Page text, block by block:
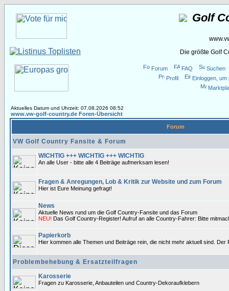
Golf
Die größte Golf
Forum FAQ
Suchen
Profil
Einloggen,
Aktuelles Datum und Uhrzeit: 07.08.2026 08:52
www.vw-golf-country.de Foren-Übersicht
Forum
VW Golf Country Fansite & Forum
WICHTIG +++ WICHTIG +++ WICHTIG
An alle User - bitte alle 4 Beiträge aufmerksam lesen!
Fragen & Anregungen, Lob & Kritik zur Website und zum Forum
Hier ist Eure Meinung gefragt!
News
Aktuelle News rund um die Golf Country-Fansite und das Forum
NEU! Das Golf Country-Register! Aufruf an alle Country-Fahrer: Bitte
Papierkorb
Hier kommen alle Themen und Beiträge rein, die nicht mehr aktuell sind.
Problembehebung & Ersatzteilfragen
Karosserie
Fragen zu Karosserie, Anbauteilen und Country-Dekoraufklebern